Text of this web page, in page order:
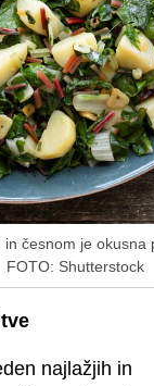
in česnom je okusna
FOTO: Shutterstock
najlažjih in